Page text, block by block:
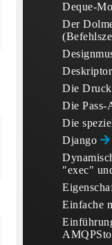
Deque-
Der
Deskriptor
Die
Die Pass-
Die
Django
"exec"
Einfache